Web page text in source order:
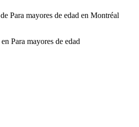
Para mayores de edad en Montréal
Para mayores de edad